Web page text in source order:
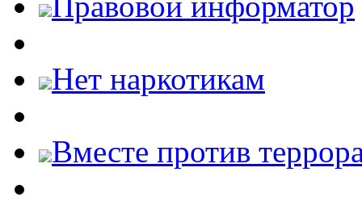
Нет наркотикам
Вместе против